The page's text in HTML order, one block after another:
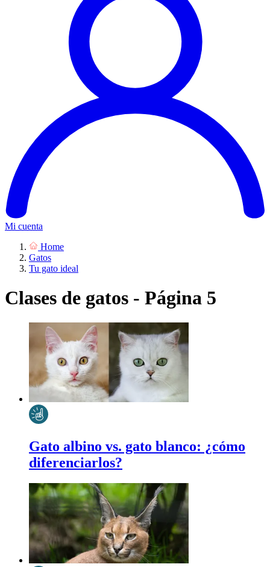
Mi cuenta
Home
Gatos
Tu gato ideal
Clases de gatos - Página 5
Gato albino vs. gato blanco: ¿cómo
diferenciarlos?